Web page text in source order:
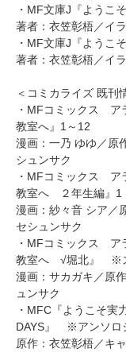
・MF文庫J『ようこ
著者：衣笠彰梧／イ
・MF文庫J『ようこ
著者：衣笠彰梧／イ
＜コミカライズ 既刊
・MFコミックス ア
教室へ』1～12
漫画：一乃 ゆゆ／原
シュンサク
・MFコミックス ア
教室へ ２年生編』1
漫画：紗々音 シア／
セシュンサク
・MFコミックス ア
教室へ √堀北』 ※
漫画：サカガキ／原
ュンサク
・MFC『ようこそ
DAYS』 ※アンソロ
原作：衣笠彰梧／キ